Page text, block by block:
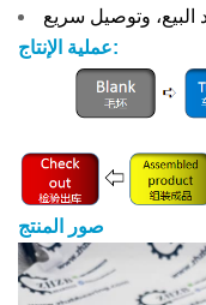
عملية الإنتاج:
صور المنتج